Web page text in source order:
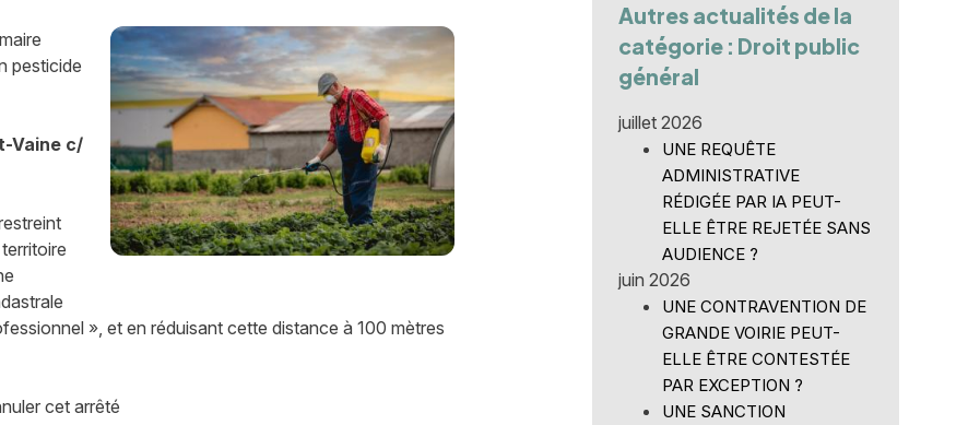
pesticide
Vaine c/
», et en réduisant cette distance à 100 mètres
cet arrêté
Autres actualités de la
catégorie : Droit public
général
juillet 2026
UNE REQUÊTE
ADMINISTRATIVE
RÉDIGÉE PAR IA PEUT-
ELLE ÊTRE REJETÉE SANS
AUDIENCE ?
juin 2026
UNE CONTRAVENTION DE
GRANDE VOIRIE PEUT-
ELLE ÊTRE CONTESTÉE
PAR EXCEPTION ?
UNE SANCTION